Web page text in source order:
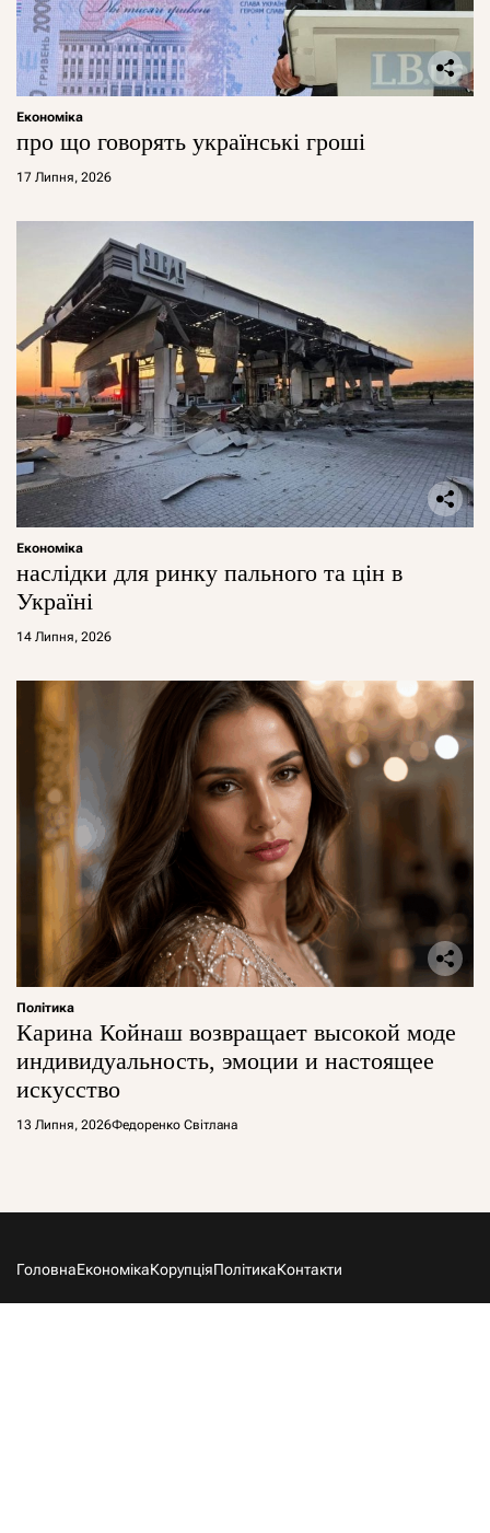
Економіка
про що говорять українські гроші
17 Липня, 2026
Економіка
наслідки для ринку пального та цін в
Україні
14 Липня, 2026
Політика
Карина Койнаш возвращает высокой моде
индивидуальность, эмоции и настоящее
искусство
13 Липня, 2026Федоренко Світлана
ГоловнаЕкономікаКорупціяПолітикаКонтакти